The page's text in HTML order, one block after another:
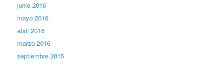
junio 2016
mayo 2016
abril 2016
marzo 2016
septiembre 2015